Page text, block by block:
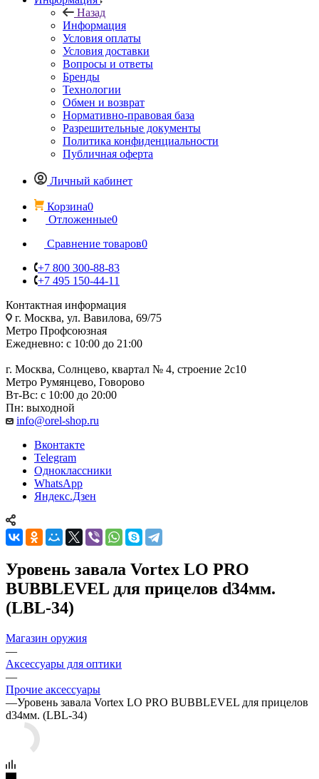
Назад
Информация
Условия оплаты
Условия доставки
Вопросы и ответы
Бренды
Технологии
Обмен и возврат
Нормативно-правовая база
Разрешительные документы
Политика конфиденциальности
Публичная оферта
Личный кабинет
Корзина0
Отложенные0
Сравнение товаров0
+7 800 300-88-83
+7 495 150-44-11
Контактная информация
г. Москва, ул. Вавилова, 69/75
Метро Профсоюзная
Ежедневно: с 10:00 до 21:00
г. Москва, Солнцево, квартал № 4, строение 2с10
Метро Румянцево, Говорово
Вт-Вс: с 10:00 до 20:00
Пн: выходной
info@orel-shop.ru
Вконтакте
Telegram
Одноклассники
WhatsApp
Яндекс.Дзен
Уровень завала Vortex LO PRO
BUBBLEVEL для прицелов d34мм.
(LBL-34)
Магазин оружия
—
Аксессуары для оптики
—
Прочие аксессуары
—Уровень завала Vortex LO PRO BUBBLEVEL для прицелов
d34мм. (LBL-34)